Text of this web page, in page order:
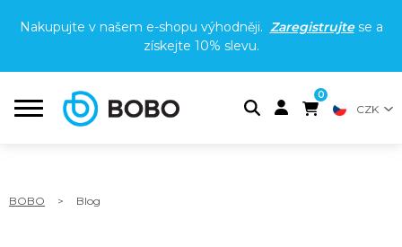
Nakupujte v našem e-shopu výhodněji. Zaregistrujtese a
získejte 10% slevu.
0
CZK
BOBO > Blog